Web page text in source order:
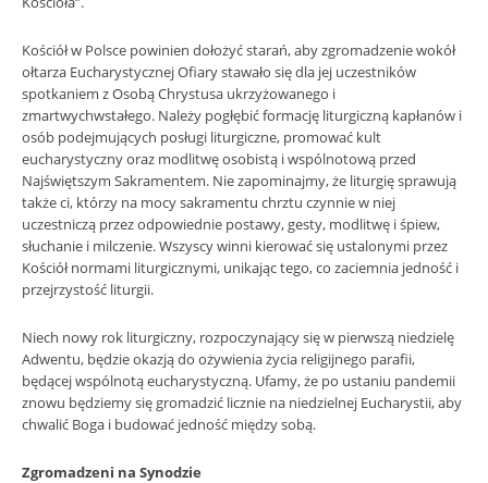
Kościół w Polsce powinien dołożyć starań, aby zgromadzenie wokół
ołtarza Eucharystycznej Ofiary stawało się dla jej uczestników
spotkaniem z Osobą Chrystusa ukrzyżowanego i
zmartwychwstałego. Należy pogłębić formację liturgiczną kapłanów i
osób podejmujących posługi liturgiczne, promować kult
eucharystyczny oraz modlitwę osobistą i wspólnotową przed
Najświętszym Sakramentem. Nie zapominajmy, że liturgię sprawują
także ci, którzy na mocy sakramentu chrztu czynnie w niej
uczestniczą przez odpowiednie postawy, gesty, modlitwę i śpiew,
słuchanie i milczenie. Wszyscy winni kierować się ustalonymi przez
Kościół normami liturgicznymi, unikając tego, co zaciemnia jedność i
przejrzystość liturgii.
Niech nowy rok liturgiczny, rozpoczynający się w pierwszą niedzielę
Adwentu, będzie okazją do ożywienia życia religijnego parafii,
będącej wspólnotą eucharystyczną. Ufamy, że po ustaniu pandemii
znowu będziemy się gromadzić licznie na niedzielnej Eucharystii, aby
chwalić Boga i budować jedność między sobą.
Zgromadzeni na Synodzie